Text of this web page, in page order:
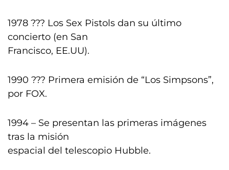
1978 ??? Los Sex Pistols dan su último
concierto (en San
Francisco, EE.UU).
1990 ??? Primera emisión de “Los Simpsons”,
por FOX.
1994 – Se presentan las primeras imágenes
tras la misión
espacial del telescopio Hubble.